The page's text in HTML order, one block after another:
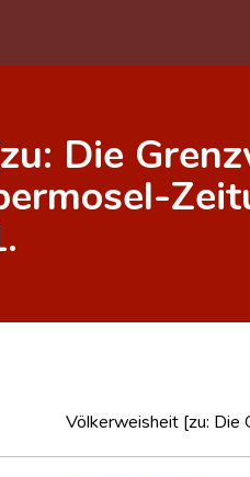
Die
Völkerweisheit [zu: Die